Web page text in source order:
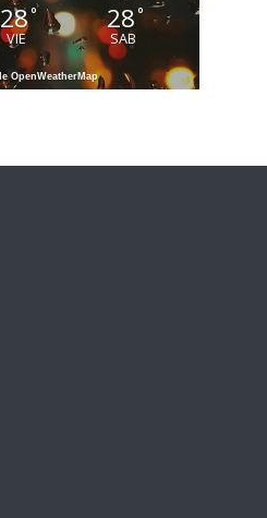
28°
VIE
28°
SAB
OpenWeatherMap